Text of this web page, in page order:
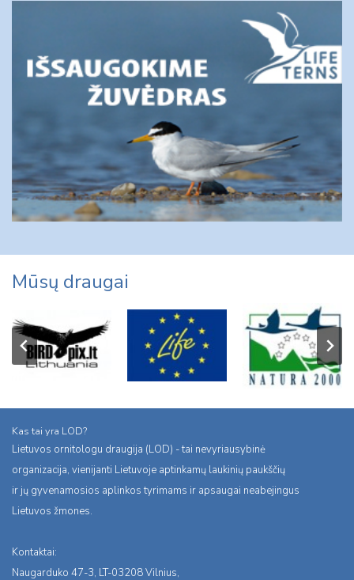
Mūsų draugai
Kas tai yra LOD?
Lietuvos ornitologu draugija (LOD) - tai nevyriausybinė
organizacija, vienijanti Lietuvoje aptinkamų laukinių paukščių
ir jų gyvenamosios aplinkos tyrimams ir apsaugai neabejingus
Lietuvos žmones.
Kontaktai:
Naugarduko 47-3, LT-03208 Vilnius,